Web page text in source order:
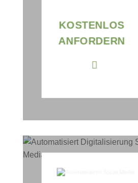
KOSTENLOS
ANFORDERN